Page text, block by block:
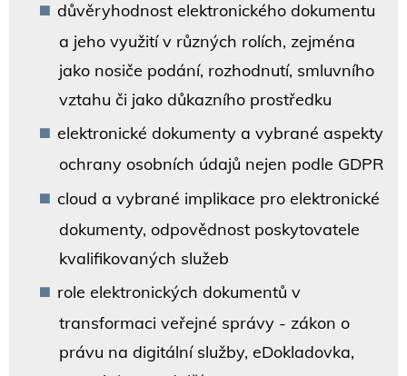
důvěryhodnost elektronického dokumentu
a jeho využití v různých rolích, zejména
jako nosiče podání, rozhodnutí, smluvního
vztahu či jako důkazního prostředku
elektronické dokumenty a vybrané aspekty
ochrany osobních údajů nejen podle GDPR
cloud a vybrané implikace pro elektronické
dokumenty, odpovědnost poskytovatele
kvalifikovaných služeb
role elektronických dokumentů v
transformaci veřejné správy - zákon o
právu na digitální služby, eDokladovka,